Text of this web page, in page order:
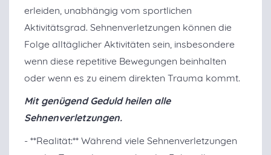
erleiden, unabhängig vom sportlichen
Aktivitätsgrad. Sehnenverletzungen können die
Folge alltäglicher Aktivitäten sein, insbesondere
wenn diese repetitive Bewegungen beinhalten
oder wenn es zu einem direkten Trauma kommt.
Mit genügend Geduld heilen alle
Sehnenverletzungen.
- **Realität:** Während viele Sehnenverletzungen